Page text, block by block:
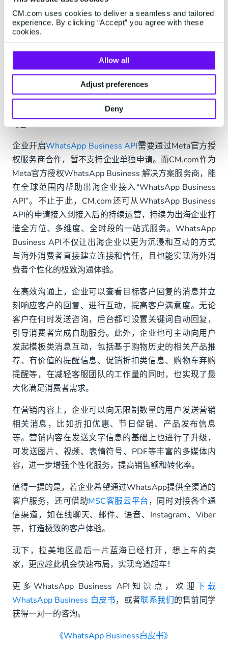
CM.com uses cookies to deliver a seamless and tailored
experience. By clicking “Accept” you agree with these
cookies.
Allow all
Adjust preferences
Deny
从以上图中可以看出，对于中大型公司而言，WhatsApp
Business API不失为出海营销最佳的解决方案。
那么，企业该如何获取
WhatsApp Business API
呢？
企业开启WhatsApp Business API需要通过Meta官方授
权服务商合作，暂不支持企业单独申请。而CM.com作为
Meta官方授权WhatsApp Business 解决方案服务商，能
在全球范围内帮助出海企业接入“WhatsApp Business
API”。不止于此，CM.com还可从WhatsApp Business
API的申请接入到接入后的持续运营，持续为出海企业打
造全方位、多维度、全时段的一站式服务。WhatsApp
Business API不仅让出海企业以更为沉浸和互动的方式
与海外消费者直接建立连接和信任，且也能实现海外消
费者个性化的极致沟通体验。
在高效沟通上，企业可以查看目标客户回复的消息并立
刻响应客户的回复、进行互动，提高客户满意度。无论
客户在何时发送咨询，后台都可设置关键词自动回复，
引导消费者完成自助服务。此外，企业也可主动向用户
发起模板类消息互动，包括基于购物历史的相关产品推
荐、有价值的提醒信息、促销折扣类信息、购物车弃购
提醒等，在减轻客服团队的工作量的同时，也实现了最
大化满足消费者需求。
在营销内容上，企业可以向无限制数量的用户发送营销
相关消息，比如折扣优惠、节日促销、产品发布信息
等。营销内容在发送文字信息的基础上也进行了升级，
可发送图片、视频、表情符号、PDF等丰富的多媒体内
容，进一步增强个性化服务，提高销售额和转化率。
值得一提的是，若企业希望通过WhatsApp提供全渠道的
客户服务，还可借助MSC客服云平台，同时对接各个通
信渠道，如在线聊天、邮件、语音、Instagram、Viber
等，打造极致的客户体验。
现下，拉美地区最后一片蓝海已经打开，想上车的卖
家，更应趁此机会快速布局，实现弯道超车！
更多WhatsApp Business API知识点，欢迎 下载
WhatsApp Business 白皮书，或者联系我们的售前同学
获得一对一的咨询。
《WhatsApp Business白皮书》